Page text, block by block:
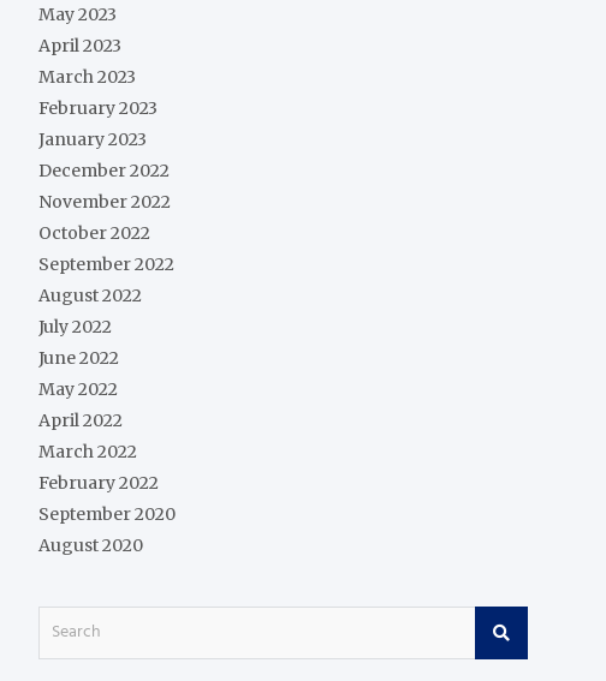
May 2023
April 2023
March 2023
February 2023
January 2023
December 2022
November 2022
October 2022
September 2022
August 2022
July 2022
June 2022
May 2022
April 2022
March 2022
February 2022
September 2020
August 2020